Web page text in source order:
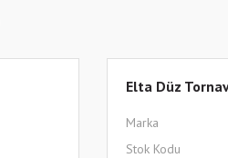
Elta Düz
Marka
Stok Kodu